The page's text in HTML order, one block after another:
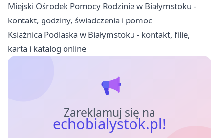
Miejski Ośrodek Pomocy Rodzinie w Białymstoku -
kontakt, godziny, świadczenia i pomoc
Książnica Podlaska w Białymstoku - kontakt, filie,
karta i katalog online
Zareklamuj się na
echobialystok.pl!